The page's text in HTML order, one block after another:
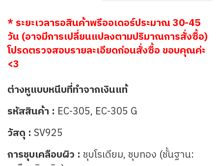
* ระยะเวลารอสินค้าพรีออเดอร์ประมาณ 30-45
วัน (อาจมีการเปลี่ยนแปลงตามปริมาณการสั่งซื้อ)
โปรดตรวจสอบรายละเอียดก่อนสั่งซื้อ ขอบคุณค่ะ
<3
ต่างหูแบบหนีบที่ทำจากเงินแท้
รหัสสินค้า : EC-305, EC-305 G
วัสดุ : SV925
การชุบเคลือบผิว : ชุบโรเดียม, ชุบทอง (ชั้นฐาน: